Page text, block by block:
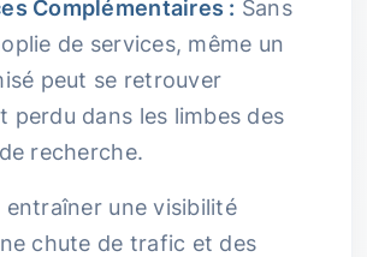
Complémentaires : Sans
de services, même un
peut se retrouver
perdu dans les limbes des
recherche.
entraîner une visibilité
chute de trafic et des